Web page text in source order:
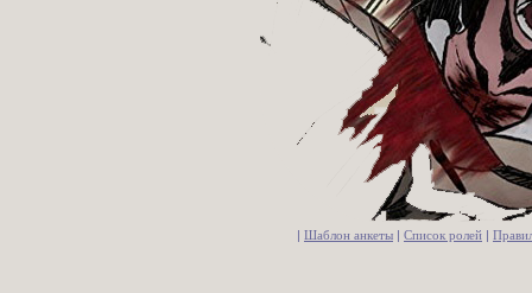
Шаблон анкеты Список ролей